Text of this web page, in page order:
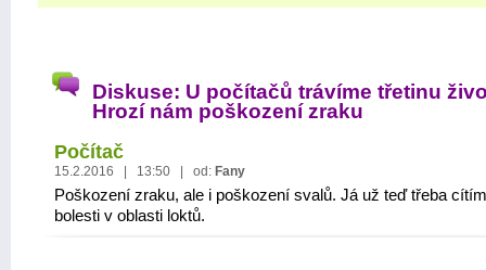
Diskuse: U počítačů trávíme třetinu
Hrozí nám poškození zraku
Počítač
15.2.2016 | 13:50 | od: Fany
Poškození zraku, ale i poškození svalů. Já už teď třeba cítím
bolesti v oblasti loktů.